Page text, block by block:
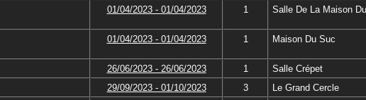
01/04/2023 - 01/04/2023 1 Salle De La Maison
01/04/2023 - 01/04/2023 1 Maison Du Suc
26/06/2023 - 26/06/2023 1 Salle Crépet
29/09/2023 - 01/10/2023 3 Le Grand Cercle